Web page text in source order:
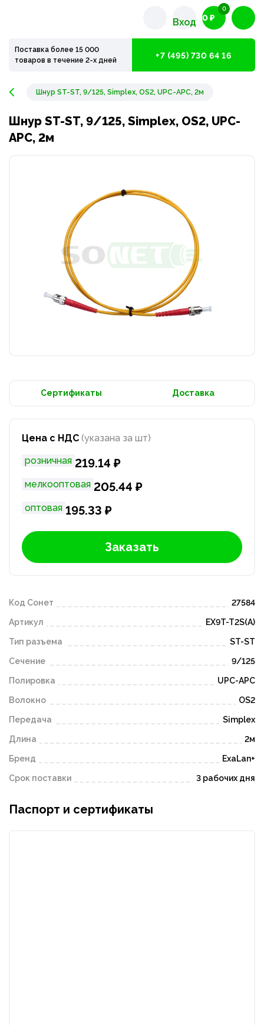
Вход 0 ₽
0
Поставка более 15 000
товаров в течение 2-х дней
+7 (495) 730 64 16
Шнур ST-ST, 9/125, Simplex, OS2, UPC-APC, 2м
Шнур ST-ST, 9/125, Simplex, OS2, UPC-
APC, 2м
Сертификаты Доставка
Цена с НДС (указана за шт)
розничная 219.14 ₽
мелкооптовая 205.44 ₽
оптовая 195.33 ₽
Заказать
Код Сонет 27584
Артикул EX9T-T2S(A)
Тип разъема ST-ST
Сечение 9/125
Полировка UPC-APC
Волокно OS2
Передача Simplex
Длина 2м
Бренд ExaLan+
Срок поставки 3 рабочих дня
Паспорт и сертификаты